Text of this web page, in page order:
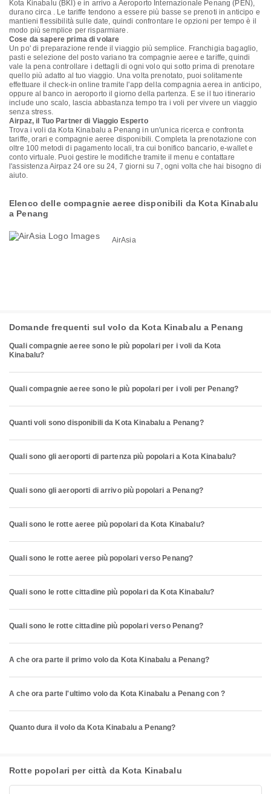
Kota Kinabalu (BKI) e in arrivo a Aeroporto Internazionale Penang (PEN),
durano circa . Le tariffe tendono a essere più basse se prenoti in anticipo e
mantieni flessibilità sulle date, quindi confrontare le opzioni per tempo è il
modo più semplice per risparmiare.
Cose da sapere prima di volare
Un po' di preparazione rende il viaggio più semplice. Franchigia bagaglio,
pasti e selezione del posto variano tra compagnie aeree e tariffe, quindi
vale la pena controllare i dettagli di ogni volo qui sotto prima di prenotare
quello più adatto al tuo viaggio. Una volta prenotato, puoi solitamente
effettuare il check-in online tramite l'app della compagnia aerea in anticipo,
oppure al banco in aeroporto il giorno della partenza. E se il tuo itinerario
include uno scalo, lascia abbastanza tempo tra i voli per vivere un viaggio
senza stress.
Airpaz, il Tuo Partner di Viaggio Esperto
Trova i voli da Kota Kinabalu a Penang in un'unica ricerca e confronta
tariffe, orari e compagnie aeree disponibili. Completa la prenotazione con
oltre 100 metodi di pagamento locali, tra cui bonifico bancario, e-wallet e
conto virtuale. Puoi gestire le modifiche tramite il menu e contattare
l'assistenza Airpaz 24 ore su 24, 7 giorni su 7, ogni volta che hai bisogno di
aiuto.
Elenco delle compagnie aeree disponibili da Kota Kinabalu
a Penang
AirAsia
Domande frequenti sul volo da Kota Kinabalu a Penang
Quali compagnie aeree sono le più popolari per i voli da Kota
Kinabalu?
Quali compagnie aeree sono le più popolari per i voli per Penang?
Quanti voli sono disponibili da Kota Kinabalu a Penang?
Quali sono gli aeroporti di partenza più popolari a Kota Kinabalu?
Quali sono gli aeroporti di arrivo più popolari a Penang?
Quali sono le rotte aeree più popolari da Kota Kinabalu?
Quali sono le rotte aeree più popolari verso Penang?
Quali sono le rotte cittadine più popolari da Kota Kinabalu?
Quali sono le rotte cittadine più popolari verso Penang?
A che ora parte il primo volo da Kota Kinabalu a Penang?
A che ora parte l'ultimo volo da Kota Kinabalu a Penang con ?
Quanto dura il volo da Kota Kinabalu a Penang?
Rotte popolari per città da Kota Kinabalu